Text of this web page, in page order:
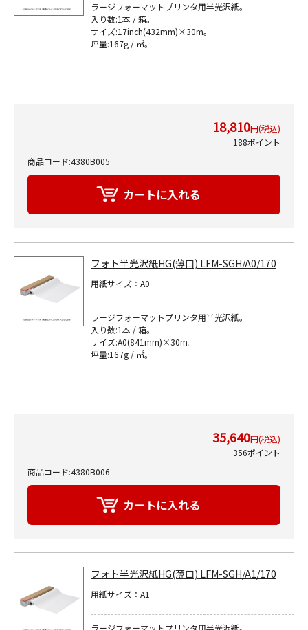
ラージフォーマットプリンタ用半光沢紙｡
入り数:1本 / 箱。
サイズ:17inch(432mm)×30m｡
坪量:167g / ㎡｡
18,810円(税込)
188ポイント
商品コード:4380B005
フォト半光沢紙HG(薄口) LFM-SGH/A0/170
用紙サイズ：A0
ラージフォーマットプリンタ用半光沢紙｡
入り数:1本 / 箱。
サイズ:A0(841mm)×30m｡
坪量:167g / ㎡｡
35,640円(税込)
356ポイント
商品コード:4380B006
フォト半光沢紙HG(薄口) LFM-SGH/A1/170
用紙サイズ：A1